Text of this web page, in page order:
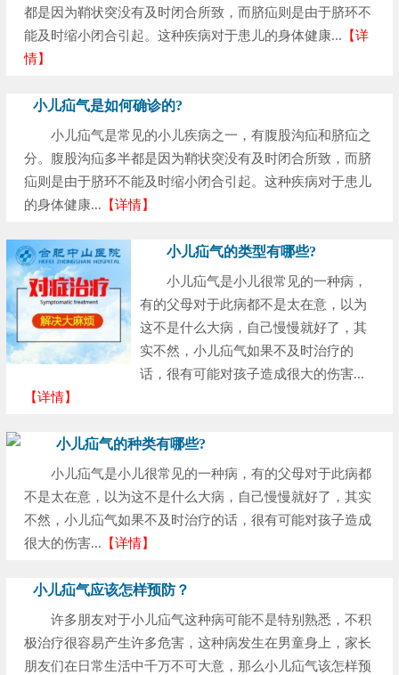
都是因为鞘状突没有及时闭合所致，而脐疝则是由于脐环不
能及时缩小闭合引起。这种疾病对于患儿的身体健康... 【详
情】
小儿疝气是如何确诊的?
小儿疝气是常见的小儿疾病之一，有腹股沟疝和脐疝之
分。腹股沟疝多半都是因为鞘状突没有及时闭合所致，而脐
疝则是由于脐环不能及时缩小闭合引起。这种疾病对于患儿
的身体健康... 【详情】
小儿疝气的类型有哪些?
小儿疝气是小儿很常见的一种病，
有的父母对于此病都不是太在意，以为
这不是什么大病，自己慢慢就好了，其
实不然，小儿疝气如果不及时治疗的
话，很有可能对孩子造成很大的伤害...
【详情】
小儿疝气的种类有哪些?
小儿疝气是小儿很常见的一种病，有的父母对于此病都
不是太在意，以为这不是什么大病，自己慢慢就好了，其实
不然，小儿疝气如果不及时治疗的话，很有可能对孩子造成
很大的伤害... 【详情】
小儿疝气应该怎样预防？
许多朋友对于小儿疝气这种病可能不是特别熟悉，不积
极治疗很容易产生许多危害，这种病发生在男童身上，家长
朋友们在日常生活中千万不可大意，那么小儿疝气该怎样预